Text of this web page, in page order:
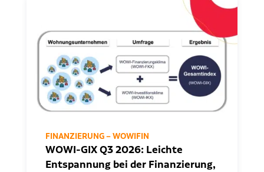
FINANZIERUNG – WOWIFIN
WOWI-GIX Q3 2026: Leichte
Entspannung bei der Finanzierung,